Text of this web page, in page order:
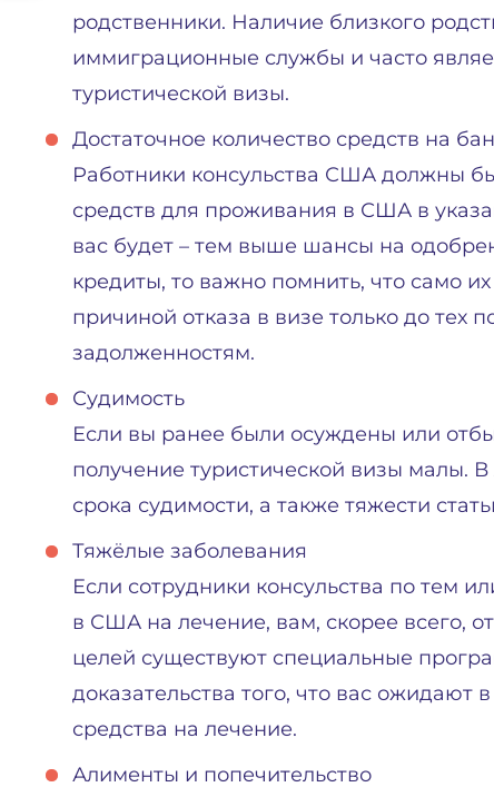
родственники. Наличие близкого
иммиграционные службы и часто
туристической визы.
Достаточное количество средств на
Работники консульства США должны
средств для проживания в США в
вас будет – тем выше шансы на
кредиты, то важно помнить, что само
причиной отказа в визе только до тех
задолженностям.
Судимость
Если вы ранее были осуждены или
получение туристической визы малы.
срока судимости, а также тяжести
Тяжёлые заболевания
Если сотрудники консульства по тем
в США на лечение, вам, скорее всего,
целей существуют специальные
доказательства того, что вас ожидают
средства на лечение.
Алименты и попечительство